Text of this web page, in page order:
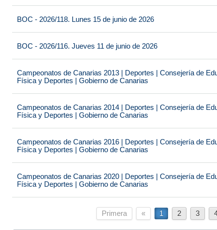
BOC - 2026/118. Lunes 15 de junio de 2026
BOC - 2026/116. Jueves 11 de junio de 2026
Campeonatos de Canarias 2013 | Deportes | Consejería de
Física y Deportes | Gobierno de Canarias
Campeonatos de Canarias 2014 | Deportes | Consejería de
Física y Deportes | Gobierno de Canarias
Campeonatos de Canarias 2016 | Deportes | Consejería de
Física y Deportes | Gobierno de Canarias
Campeonatos de Canarias 2020 | Deportes | Consejería de
Física y Deportes | Gobierno de Canarias
Primera « 1 2 3